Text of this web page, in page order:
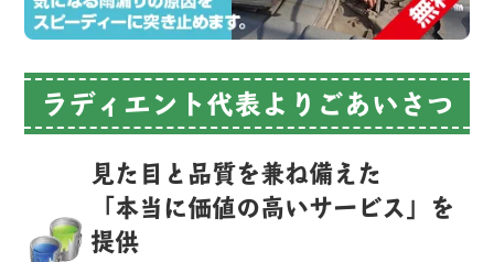
ラディエント代表よりごあいさつ
見た目と品質を兼ね備えた
「本当に価値の高いサービス」を
提供